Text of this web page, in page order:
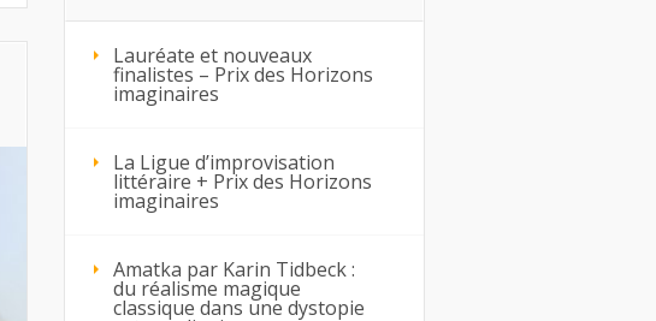
Lauréate et nouveaux
finalistes – Prix des Horizons
imaginaires
La Ligue d’improvisation
littéraire + Prix des Horizons
imaginaires
Amatka par Karin Tidbeck :
du réalisme magique
classique dans une dystopie